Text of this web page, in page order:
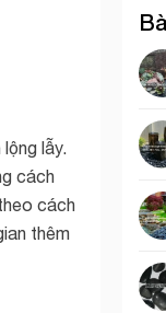
lẫy.
cách
cách
thêm